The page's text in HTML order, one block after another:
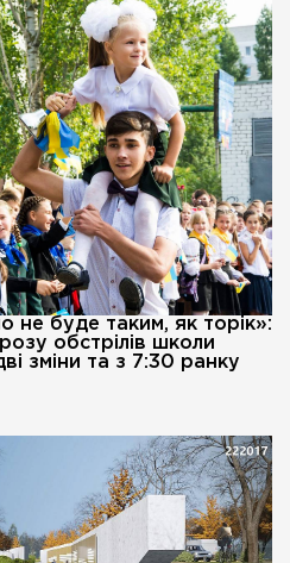
не буде таким, як торік»:
обстрілів школи
зміни та з 7:30 ранку